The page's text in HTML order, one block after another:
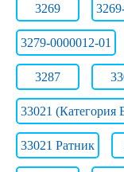
3269
3279-0000012-01
3287
33021 (Категория
33021 Ратник